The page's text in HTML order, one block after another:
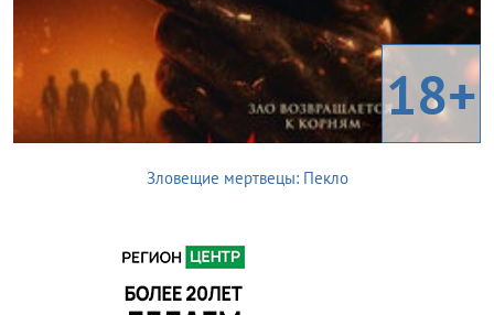
18+
Зловещие мертвецы: Пекло